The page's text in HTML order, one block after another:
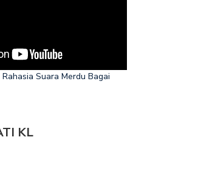
Rahasia Suara Merdu Bagai
KL